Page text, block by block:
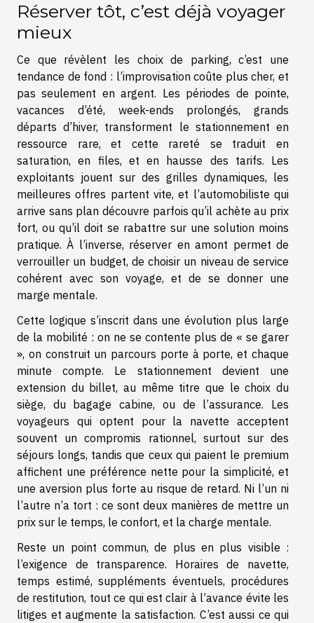
Réserver tôt, c’est déjà voyager
mieux
Ce que révèlent les choix de parking, c’est une
tendance de fond : l’improvisation coûte plus cher, et
pas seulement en argent. Les périodes de pointe,
vacances d’été, week-ends prolongés, grands
départs d’hiver, transforment le stationnement en
ressource rare, et cette rareté se traduit en
saturation, en files, et en hausse des tarifs. Les
exploitants jouent sur des grilles dynamiques, les
meilleures offres partent vite, et l’automobiliste qui
arrive sans plan découvre parfois qu’il achète au prix
fort, ou qu’il doit se rabattre sur une solution moins
pratique. À l’inverse, réserver en amont permet de
verrouiller un budget, de choisir un niveau de service
cohérent avec son voyage, et de se donner une
marge mentale.
Cette logique s’inscrit dans une évolution plus large
de la mobilité : on ne se contente plus de « se garer
», on construit un parcours porte à porte, et chaque
minute compte. Le stationnement devient une
extension du billet, au même titre que le choix du
siège, du bagage cabine, ou de l’assurance. Les
voyageurs qui optent pour la navette acceptent
souvent un compromis rationnel, surtout sur des
séjours longs, tandis que ceux qui paient le premium
affichent une préférence nette pour la simplicité, et
une aversion plus forte au risque de retard. Ni l’un ni
l’autre n’a tort : ce sont deux manières de mettre un
prix sur le temps, le confort, et la charge mentale.
Reste un point commun, de plus en plus visible :
l’exigence de transparence. Horaires de navette,
temps estimé, suppléments éventuels, procédures
de restitution, tout ce qui est clair à l’avance évite les
litiges et augmente la satisfaction. C’est aussi ce qui